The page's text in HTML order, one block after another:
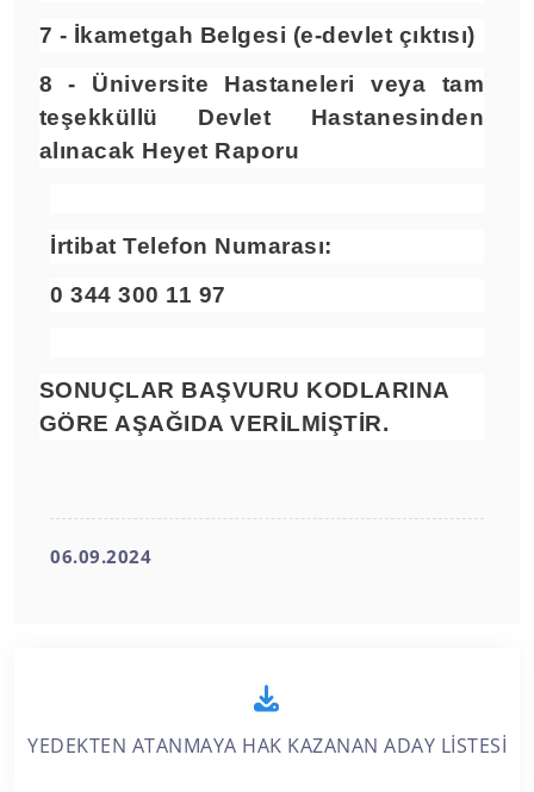
7 - İkametgah Belgesi (e-devlet çıktısı)
8 - Üniversite Hastaneleri veya tam
teşekküllü Devlet Hastanesinden
alınacak Heyet Raporu
İrtibat Telefon Numarası:
0 344 300 11 97
SONUÇLAR BAŞVURU KODLARINA
GÖRE AŞAĞIDA VERİLMİŞTİR.
06.09.2024
YEDEKTEN ATANMAYA HAK KAZANAN ADAY LİSTESİ